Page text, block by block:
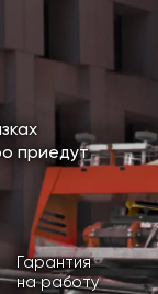
приедут
Гарантия
на работу